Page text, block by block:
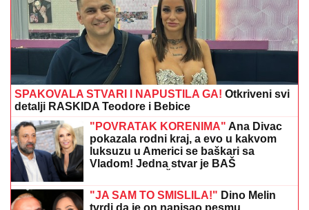
HUTI IZVELI JEDAN OD
NAJRAZORNIJIH UDARA:Dronovima
napali „Aramkovu“ rafineriju u
Saudijskoj Arabiji (VIDEO)